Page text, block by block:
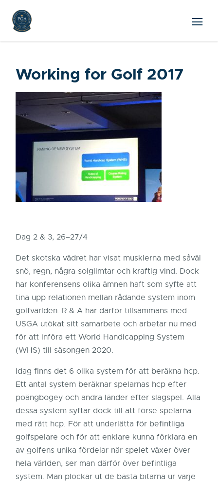
Working for Golf 2017
Dag 2 & 3, 26–27/4
Det skotska vädret har visat musklerna med såväl
snö, regn, några solglimtar och kraftig vind. Dock
har konferensens olika ämnen haft som syfte att
tina upp relationen mellan rådande system inom
golfvärlden. R & A har därför tillsammans med
USGA utökat sitt samarbete och arbetar nu med
för att införa ett World Handicapping System
(WHS) till säsongen 2020.
Idag finns det 6 olika system för att beräkna hcp.
Ett antal system beräknar spelarnas hcp efter
poängbogey och andra länder efter slagspel. Alla
dessa system syftar dock till att förse spelarna
med rätt hcp. För att underlätta för befintliga
golfspelare och för att enklare kunna förklara en
av golfens unika fördelar när spelet växer över
hela världen, ser man därför över befintliga
system. Man plockar ut de bästa bitarna ur varje